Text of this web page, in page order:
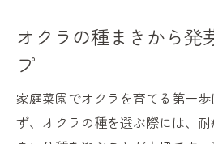
オクラの種まきから発
プ
家庭菜園でオクラを育てる第一
ず、オクラの種を選ぶ際には、